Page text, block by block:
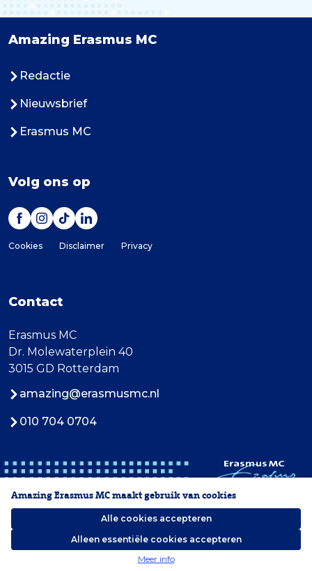
Amazing Erasmus MC
Redactie
Nieuwsbrief
Erasmus MC
Volg ons op
Cookies Disclaimer Privacy
Contact
Erasmus MC
Dr. Molewaterplein 40
3015 GD Rotterdam
amazing@erasmusmc.nl
010 704 0704
2026 Erasmus MC
Amazing Erasmus MC maakt gebruik van cookies
Alle cookies accepteren
Alleen essentiële cookies accepteren
Meer info